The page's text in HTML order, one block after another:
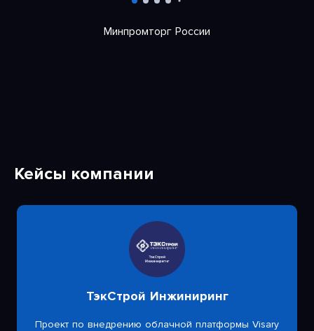
Минпромторг России
Кейсы компании
ТэкСтрой Инжиниринг
Проект по внедрению облачной платформы Visary